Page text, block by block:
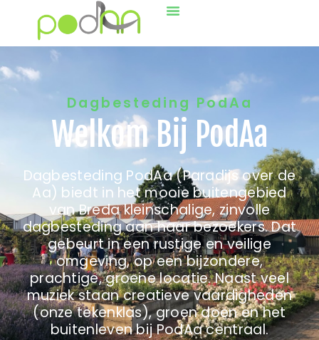
Dagbesteding PodAa
Welkom Bij PodAa
Dagbesteding PodAa (Paradijs over de
Aa) biedt in het mooie buitengebied
van Breda kleinschalige, zinvolle
dagbesteding aan haar bezoekers. Dat
gebeurt in een rustige en veilige
omgeving, op een bijzondere,
prachtige, groene locatie. Naast veel
muziek staan creatieve vaardigheden
(onze tekenklas), groen doen en het
buitenleven bij PodAa centraal.